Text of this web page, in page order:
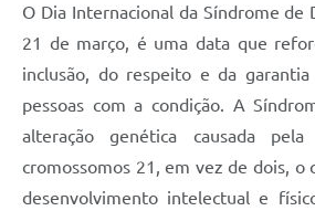
O Dia Internacional da Síndrome de
21 de março, é uma data que
inclusão, do respeito e da
pessoas com a condição. A
alteração genética causada
cromossomos 21, em vez de dois, o
desenvolvimento intelectual e